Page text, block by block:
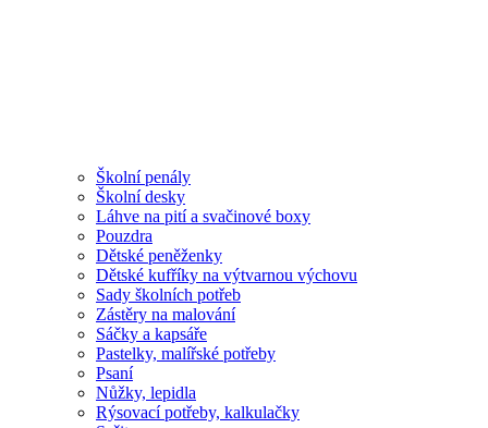
Školní penály
Školní desky
Láhve na pití a svačinové boxy
Pouzdra
Dětské peněženky
Dětské kufříky na výtvarnou výchovu
Sady školních potřeb
Zástěry na malování
Sáčky a kapsáře
Pastelky, malířské potřeby
Psaní
Nůžky, lepidla
Rýsovací potřeby, kalkulačky